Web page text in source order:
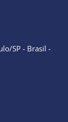
SP - Brasil -